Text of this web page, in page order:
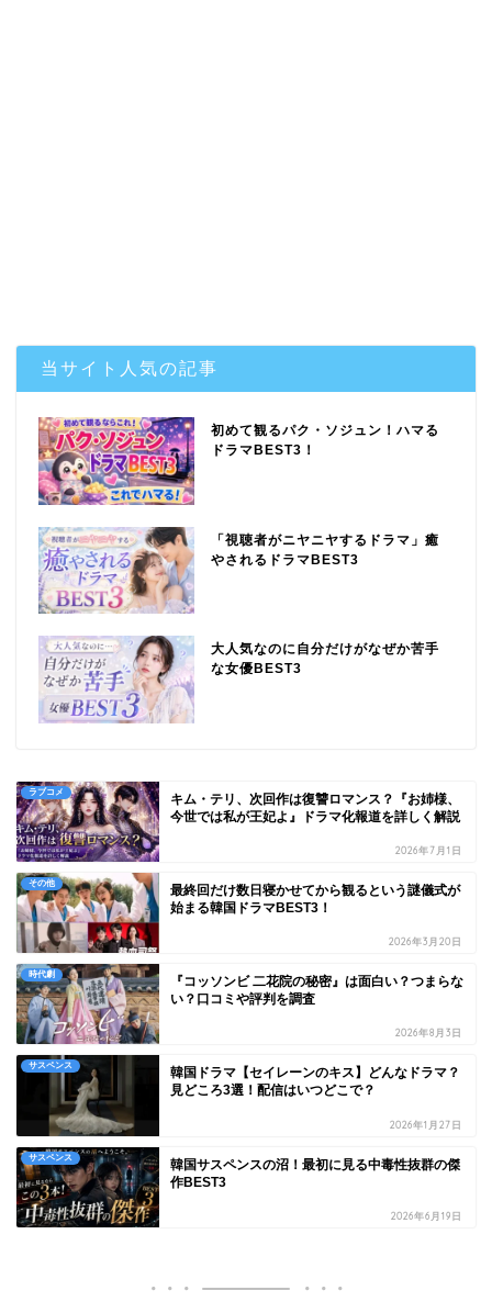
当サイト人気の記事
初めて観るパク・ソジュン！ハマる
ドラマBEST3！
「視聴者がニヤニヤするドラマ」癒
やされるドラマBEST3
大人気なのに自分だけがなぜか苦手
な女優BEST3
ラブコメ
キム・テリ、次回作は復讐ロマンス？『お姉様、
今世では私が王妃よ』ドラマ化報道を詳しく解説
2026年7月1日
その他
最終回だけ数日寝かせてから観るという謎儀式が
始まる韓国ドラマBEST3！
2026年3月20日
時代劇
『コッソンビ 二花院の秘密』は面白い？つまらな
い？口コミや評判を調査
2026年8月3日
サスペンス
韓国ドラマ【セイレーンのキス】どんなドラマ？
見どころ3選！配信はいつどこで？
2026年1月27日
サスペンス
韓国サスペンスの沼！最初に見る中毒性抜群の傑
作BEST3
2026年6月19日